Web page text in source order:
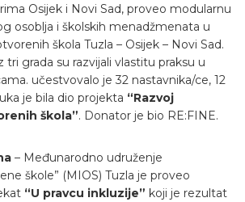
Osijek i Novi Sad, proveo modularnu
osoblja i školskih menadžmenata u
škola Tuzla – Osijek – Novi Sad.
tri grada su razvijali vlastitu praksu u
učestvovalo je 32 nastavnika/ce, 12
je bila dio projekta “Razvoj
škola”. Donator je bio RE:FINE.
– Međunarodno udruženje
škole” (MIOS) Tuzla je proveo
“U pravcu inkluzije” koji je rezultat